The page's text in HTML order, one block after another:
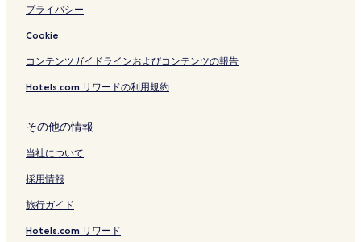
プライバシー
Cookie
コンテンツガイドラインおよびコンテンツの報告
Hotels.com リワードの利用規約
その他の情報
当社について
採用情報
旅行ガイド
Hotels.com リワード